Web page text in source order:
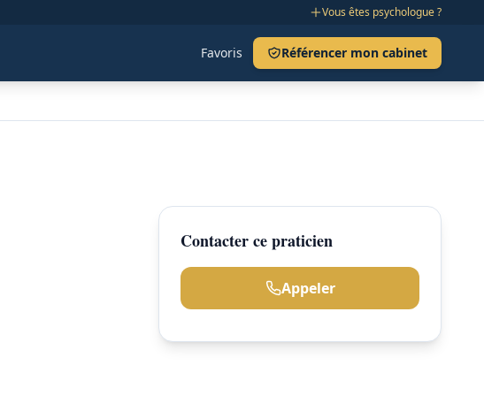
Vous êtes psychologue ?
Favoris Référencer mon cabinet
Contacter ce praticien
Appeler